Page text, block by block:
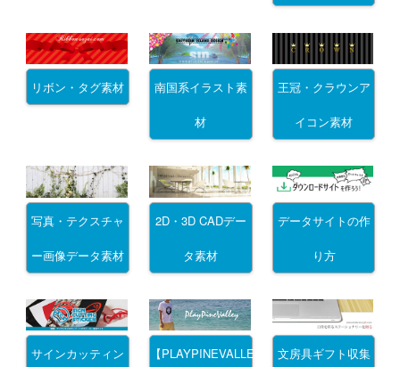
リボン・タグ素材 南国系イラスト素
材
王冠・クラウンア
イコン素材
写真・テクスチャ
ー画像データ素材
2D・3D CADデー
タ素材
データサイトの作
り方
サインカッティン 【PLAYPINEVALLEY】文房具ギフト収集